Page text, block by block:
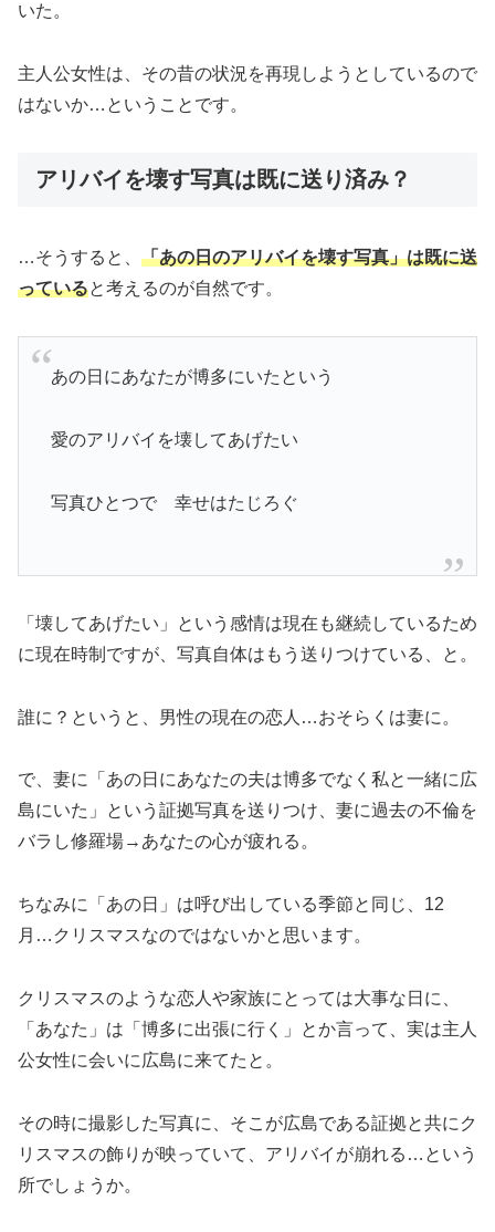
いた。
主人公女性は、その昔の状況を再現しようとしているので
はないか…ということです。
アリバイを壊す写真は既に送り済み？
…そうすると、 「あの日のアリバイを壊す写真」は既に送
っていると考えるのが自然です。
あの日にあなたが博多にいたという
愛のアリバイを壊してあげたい
写真ひとつで 幸せはたじろぐ
「壊してあげたい」という感情は現在も継続しているため
に現在時制ですが、写真自体はもう送りつけている、と。
誰に？というと、男性の現在の恋人…おそらくは妻に。
で、妻に「あの日にあなたの夫は博多でなく私と一緒に広
島にいた」という証拠写真を送りつけ、妻に過去の不倫を
バラし修羅場→あなたの心が疲れる。
ちなみに「あの日」は呼び出している季節と同じ、12
月…クリスマスなのではないかと思います。
クリスマスのような恋人や家族にとっては大事な日に、
「あなた」は「博多に出張に行く」とか言って、実は主人
公女性に会いに広島に来てたと。
その時に撮影した写真に、そこが広島である証拠と共にク
リスマスの飾りが映っていて、アリバイが崩れる…という
所でしょうか。